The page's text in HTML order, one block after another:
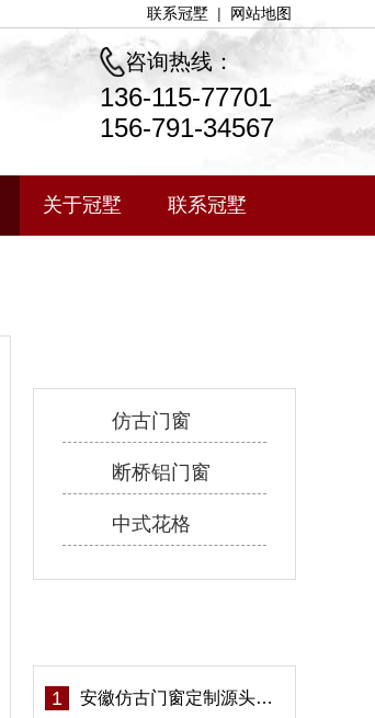
联系冠墅 | 网站地图
咨询热线：
136-115-77701
156-791-34567
关于冠墅 联系冠墅
仿古门窗
断桥铝门窗
中式花格
1 安徽仿古门窗定制源头厂家 好打理免维护-冠墅阳光